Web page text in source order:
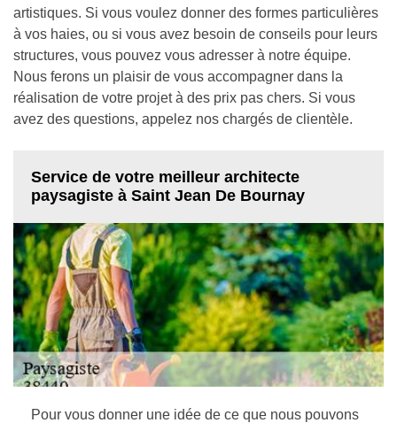
artistiques. Si vous voulez donner des formes particulières
à vos haies, ou si vous avez besoin de conseils pour leurs
structures, vous pouvez vous adresser à notre équipe.
Nous ferons un plaisir de vous accompagner dans la
réalisation de votre projet à des prix pas chers. Si vous
avez des questions, appelez nos chargés de clientèle.
Service de votre meilleur architecte
paysagiste à Saint Jean De Bournay
Pour vous donner une idée de ce que nous pouvons